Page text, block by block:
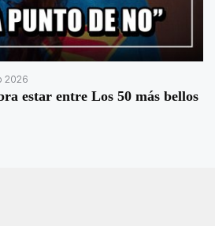
2026
estar entre Los 50 más bellos